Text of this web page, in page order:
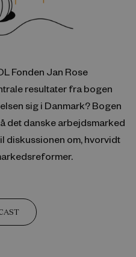
Fonden Jan Rose
resultater fra bogen
sig i Danmark? Bogen
det danske arbejdsmarked
diskussionen om, hvorvidt